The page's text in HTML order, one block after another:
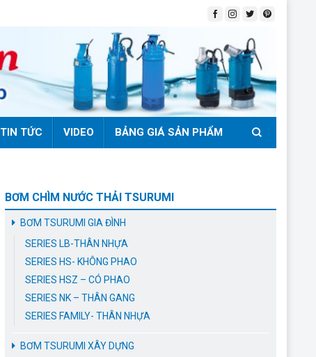
TIN TỨC VIDEO BẢNG GIÁ SẢN PHẨM
BƠM CHÌM NƯỚC THẢI TSURUMI
BƠM TSURUMI GIA ĐÌNH
SERIES LB-THÂN NHỰA
SERIES HS- KHÔNG PHAO
SERIES HSZ – CÓ PHAO
SERIES NK – THÂN GANG
SERIES FAMILY- THÂN NHỰA
BƠM TSURUMI XÂY DỰNG